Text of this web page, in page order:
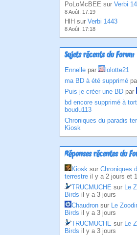
PoLoMcBEE sur Verbi
8 Août, 17:19
HlH sur Verbi 1443
8 Août, 17:18
Sujets récents du Forum
Ennelle par
lolotte21
ma BD à été supprimé
Puis-je créer une BD par
bd encore supprimé à tort
boudu113
Chroniques du paradis
Kiosk
Réponses récentes du
Kiosk sur Chroniques
terrestre il y a 2 jours et
TRUCMUCHE sur Le
Birds il y a 3 jours
Chaudron sur Le
Birds il y a 3 jours
TRUCMUCHE sur Le
Birds il y a 3 jours